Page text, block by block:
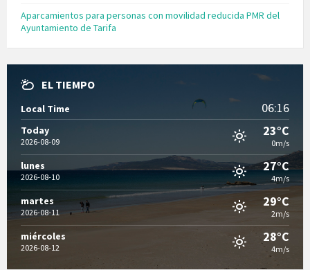
Aparcamientos para personas con movilidad reducida PMR del
Ayuntamiento de Tarifa
EL TIEMPO
Local Time 06:16
Today
2026-08-09
23°C
0m/s
lunes
2026-08-10
27°C
4m/s
martes
2026-08-11
29°C
2m/s
miércoles
2026-08-12
28°C
4m/s